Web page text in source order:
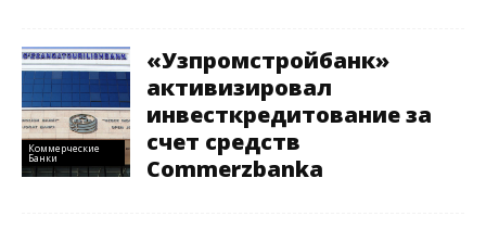
Коммерческие
Банки
«Узпромстройбанк»
активизировал
инвесткредитование за
счет средств
Commerzbanka